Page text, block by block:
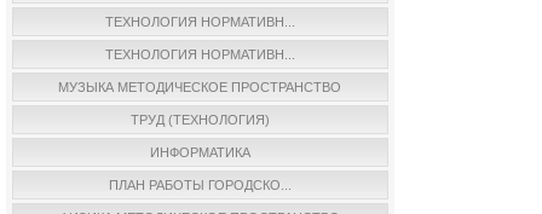
ТЕХНОЛОГИЯ НОРМАТИВН...
ТЕХНОЛОГИЯ НОРМАТИВН...
МУЗЫКА МЕТОДИЧЕСКОЕ ПРОСТРАНСТВО
ТРУД (ТЕХНОЛОГИЯ)
ИНФОРМАТИКА
ПЛАН РАБОТЫ ГОРОДСКО...